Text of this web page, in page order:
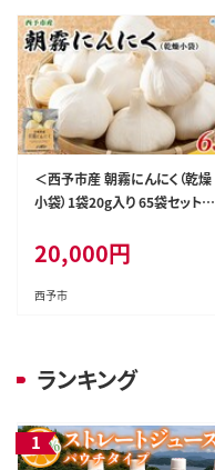
＜西予市産 朝霧にんにく（乾燥
小袋）1袋20g入り 65袋セット＞
ト 愛媛県産 野菜 やさい ドライ
大粒 ストック 薬味 特産品 ノム
ランド 愛媛県 西予市【常温】『1
20,000円
西予市
ランキング